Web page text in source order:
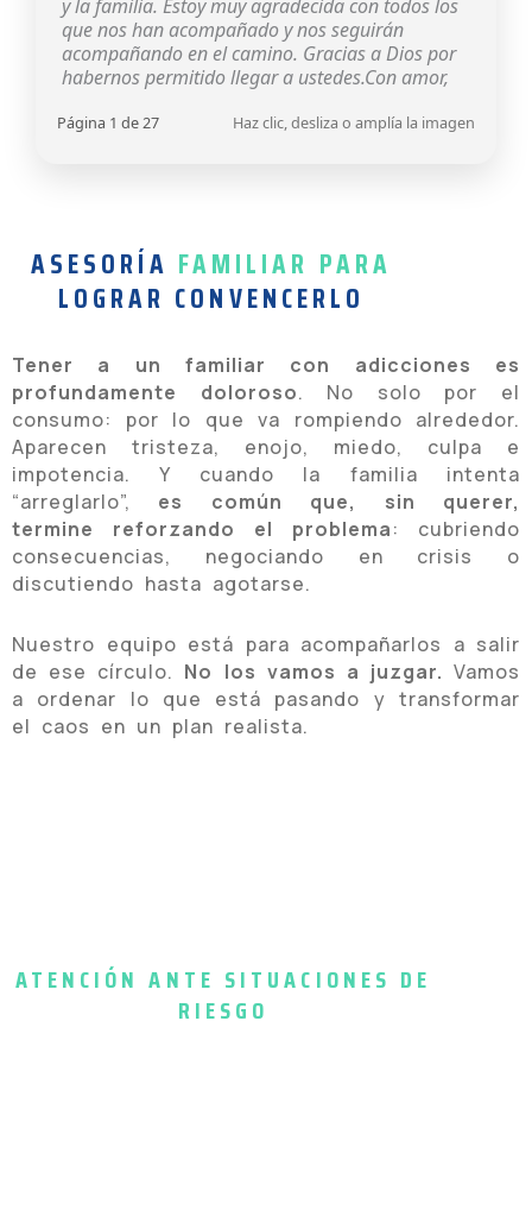
y la familia. Estoy muy agradecida con todos los
que nos han acompañado y nos seguirán
acompañando en el camino. Gracias a Dios por
habernos permitido llegar a ustedes.Con amor,
Página 1 de 27 Haz clic, desliza o amplía la imagen
ASESORÍA FAMILIAR PARA
LOGRAR CONVENCERLO
Tener a un familiar con adicciones es
profundamente doloroso. No solo por el
consumo: por lo que va rompiendo alrededor.
Aparecen tristeza, enojo, miedo, culpa e
impotencia. Y cuando la familia intenta
“arreglarlo”, es común que, sin querer,
termine reforzando el problema: cubriendo
consecuencias, negociando en crisis o
discutiendo hasta agotarse.
Nuestro equipo está para acompañarlos a salir
de ese círculo. No los vamos a juzgar. Vamos
a ordenar lo que está pasando y transformar
el caos en un plan realista.
ATENCIÓN ANTE SITUACIONES DE
RIESGO